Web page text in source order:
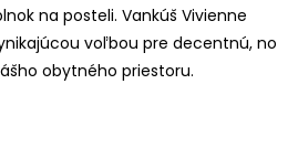
na posteli. Vankúš Vivienne
voľbou pre decentnú, no
obytného priestoru.